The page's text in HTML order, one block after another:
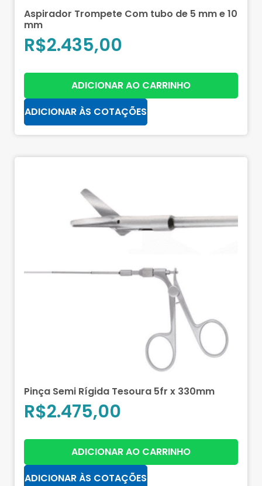
Aspirador Trompete Com tubo de 5 mm e 10
mm
R$2.435,00
ADICIONAR AO CARRINHO
ADICIONAR ÀS COTAÇÕES
Pinça Semi Rígida Tesoura 5fr x 330mm
R$2.475,00
ADICIONAR AO CARRINHO
ADICIONAR ÀS COTAÇÕES